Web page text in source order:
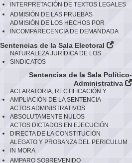
INTERPRETACIÓN DE TEXTOS LEGALES
ADMISIÓN DE LAS PRUEBAS
ADMISIÓN DE LOS HECHOS POR
INCOMPARECENCIA DE DEMANDADA
Sentencias de la Sala Electoral
NATURALEZA JURÍDICA DE LOS
SINDICATOS
Sentencias de la Sala Político-
Administrativa
ACLARATORIA, RECTIFICACIÓN Y
AMPLIACIÓN DE LA SENTENCIA
ACTOS ADMINISTRATIVOS
ABSOLUTAMENTE NULOS
ACTOS DICTADOS EN EJECUCIÓN
DIRECTA DE LA CONSTITUCIÓN
ALEGATO Y PROBANZA DEL PERICULUM
IN MORA
AMPARO SOBREVENIDO